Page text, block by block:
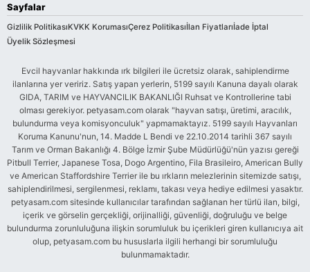
Sayfalar
Gizlilik PolitikasıKVKK KorumasıÇerez Politikasıİlan Fiyatlarıİade İptal
Üyelik Sözleşmesi
Evcil hayvanlar hakkında ırk bilgileri ile ücretsiz olarak, sahiplendirme
ilanlarına yer veririz. Satış yapan yerlerin, 5199 sayılı Kanuna dayalı olarak
GIDA, TARIM ve HAYVANCILIK BAKANLIĞI Ruhsat ve Kontrollerine tabi
olması gerekiyor. petyasam.com olarak "hayvan satışı, üretimi, aracılık,
bulundurma veya komisyonculuk" yapmamaktayız. 5199 sayılı Hayvanları
Koruma Kanunu'nun, 14. Madde L Bendi ve 22.10.2014 tarihli 367 sayılı
Tarım ve Orman Bakanlığı 4. Bölge İzmir Şube Müdürlüğü'nün yazısı gereği
Pitbull Terrier, Japanese Tosa, Dogo Argentino, Fila Brasileiro, American Bully
ve American Staffordshire Terrier ile bu ırkların melezlerinin sitemizde satışı,
sahiplendirilmesi, sergilenmesi, reklamı, takası veya hediye edilmesi yasaktır.
petyasam.com sitesinde kullanıcılar tarafından sağlanan her türlü ilan, bilgi,
içerik ve görselin gerçekliği, orijinalliği, güvenliği, doğruluğu ve belge
bulundurma zorunluluğuna ilişkin sorumluluk bu içerikleri giren kullanıcıya ait
olup, petyasam.com bu hususlarla ilgili herhangi bir sorumluluğu
bulunmamaktadır.